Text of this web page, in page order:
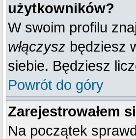
użytkowników?
W swoim profilu
włączysz będziesz
siebie. Będziesz
Powrót do góry
Zarejestrowałem
Na początek